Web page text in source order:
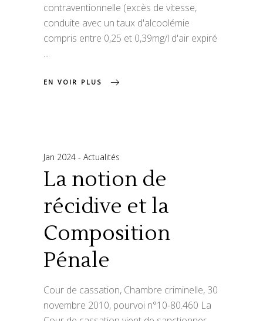
contraventionnelle (excès de vitesse,
conduite avec un taux d'alcoolémie
compris entre 0,25 et 0,39mg/l d'air expiré
EN VOIR PLUS
Jan 2024 Actualités
La notion de
récidive et la
Composition
Pénale
Cour de cassation, Chambre criminelle, 30
novembre 2010, pourvoi n°10-80.460 La